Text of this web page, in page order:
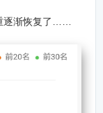
逐渐恢复了……